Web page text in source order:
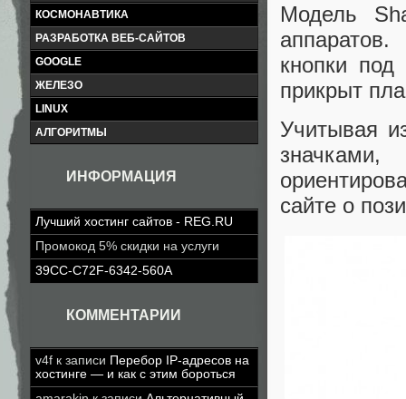
КОСМОНАВТИКА
РАЗРАБОТКА ВЕБ-САЙТОВ
GOOGLE
ЖЕЛЕЗО
LINUX
АЛГОРИТМЫ
ИНФОРМАЦИЯ
Лучший хостинг сайтов - REG.RU
Промокод 5% скидки на услуги
39CC-C72F-6342-560A
КОММЕНТАРИИ
v4f к записи Перебор IP-адресов на
хостинге — и как с этим бороться
Модель
кнопки
прикрыт
Учитывая
сайте о